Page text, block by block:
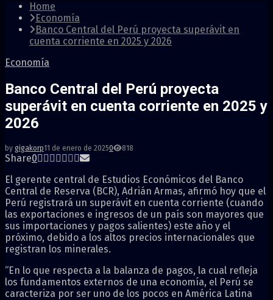
Home
Economía
Banco Central del Perú proyecta superávit en
cuenta corriente en 2025 y 2026
Economía
Banco Central del Perú proyecta
superávit en cuenta corriente en 2025 y
2026
by gigakorp11 de enero de 20250 818
Share0
El gerente central de Estudios Económicos del Banco
Central de Reserva (BCR), Adrián Armas, afirmó hoy que el
Perú registrará un superávit en cuenta corriente (cuando
las exportaciones e ingresos de un país son mayores que
sus importaciones y pagos salientes) este año y el
próximo, debido a los altos precios internacionales que
registran los minerales.
“En lo que respecta a la balanza de pagos, la cual refleja
los fundamentos externos de una economía, el Perú se
caracteriza por ser uno de los pocos en América Latina